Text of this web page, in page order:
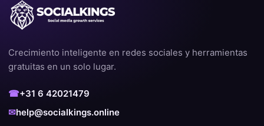
Crecimiento inteligente en redes sociales y herramientas
gratuitas en un solo lugar.
☎+31 6 42021479
✉help@socialkings.online